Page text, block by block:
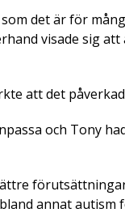
det är för
visade sig
att det
och Tony
annat